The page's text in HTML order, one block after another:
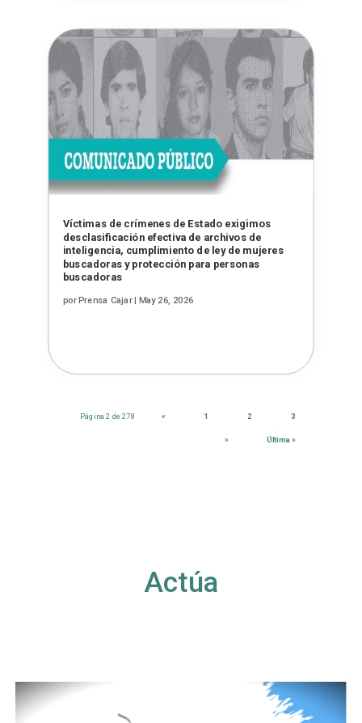
Víctimas de crímenes de Estado exigimos
desclasificación efectiva de archivos de
inteligencia, cumplimiento de ley de mujeres
buscadoras y protección para personas
buscadoras
porPrensa Cajar| May 26, 2026
Página 2 de 278 « 1 2 3
» Última »
Actúa